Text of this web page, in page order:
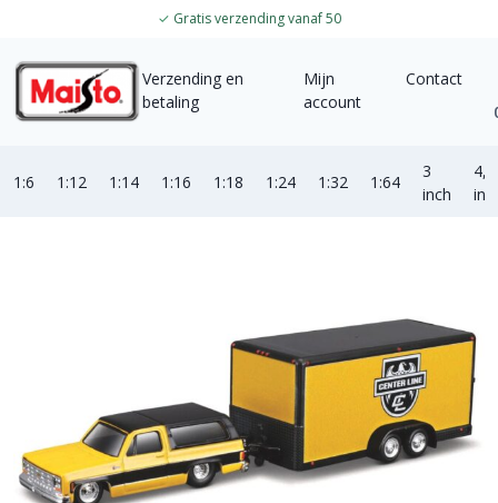
✓ Gratis verzending vanaf 50
Verzending en
betaling
Mijn
account
Contact
1:6 1:12 1:14 1:16 1:18 1:24 1:32 1:64
3
inch
4,5